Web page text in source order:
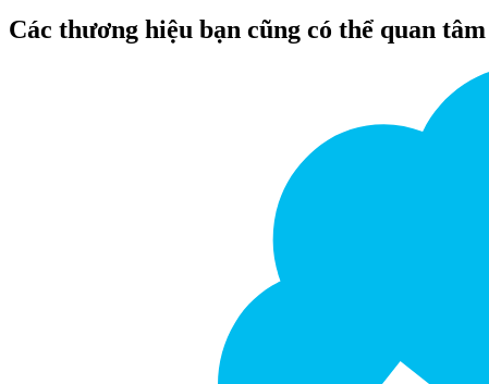
Các thương hiệu bạn cũng có thể quan